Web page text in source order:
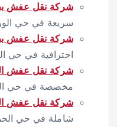
شركة نقل عفش
سريعة في حي
شركة نقل عفش
احترافية في حي
شركة نقل عفش
مخصصة في حي
شركة نقل عفش
شاملة في حي